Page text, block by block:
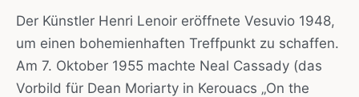
Der Künstler Henri Lenoir eröffnete Vesuvio 1948,
um einen bohemienhaften Treffpunkt zu schaffen.
Am 7. Oktober 1955 machte Neal Cassady (das
Vorbild für Dean Moriarty in Kerouacs „On the